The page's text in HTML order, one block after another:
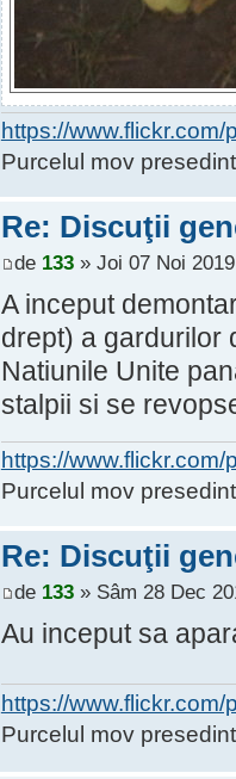
https://
Purcelul mov
Re: Discuţii
de 133» Joi 07 Noi
A inceput
drept) a gardurilor
Natiunile Unite
stalpii si se
https://
Purcelul mov
Re: Discuţii
de 133» Sâm 28 Dec
Au inceput sa
https://
Purcelul mov